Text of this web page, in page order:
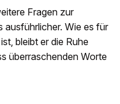
Fragen zur
ausführlicher. Wie es für
bleibt er die Ruhe
überraschenden Worte